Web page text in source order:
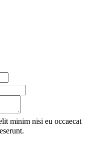
minim nisi eu occaecat